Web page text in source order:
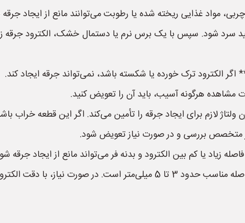
مواد غذایی ریخته شده یا رطوبت می‌توانند مانع از ایجاد
سرد شود. سپس با یک برس نرم یا دستمال خشک، الکترود جرقه زن
الکترود ترک خورده یا شکسته باشد، نمی‌تواند جرقه ایجاد کند.
مشاهده هرگونه آسیب، باید آن را تعویض کنید.
لازم برای ایجاد جرقه را تأمین می‌کند. اگر این قطعه خراب
متخصص بررسی و در صورت نیاز تعویض شود.
زیاد یا کم بین الکترود و بدنه فر می‌تواند مانع از ایجاد جرقه
با دقت الکترود را تنظیم کنید.